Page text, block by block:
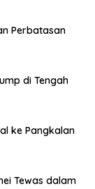
Perbatasan
di Tengah
ke Pangkalan
Tewas dalam